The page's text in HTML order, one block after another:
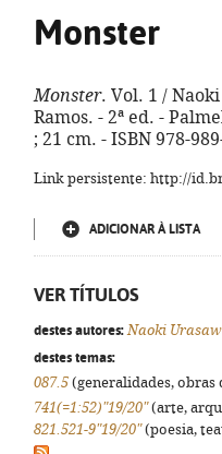
Monster
Monster. Vol. 1 /
Ramos. - 2ª ed. -
; 21 cm. - ISBN 978-
Link persistente: http://
ADICIONAR À LISTA
VER TÍTULOS
destes autores: Naoki
destes temas:
087.5 (generalidades,
741(=1:52)"19/20"(arte,
821.521-9"19/20"(poesia,